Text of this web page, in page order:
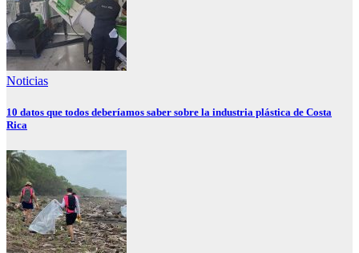
Noticias
10 datos que todos deberíamos saber sobre la industria plástica de Costa
Rica